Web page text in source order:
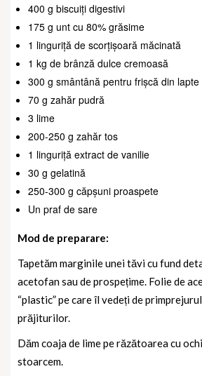
400 g biscuiți digestivi
175 g unt cu 80% grăsime
1 linguriță de scorțișoară măcinată
1 kg de brânză dulce cremoasă
300 g smântână pentru frișcă din
70 g zahăr pudră
3 lime
200-250 g zahăr tos
1 linguriță extract de vanilie
30 g gelatină
250-300 g căpșuni proaspete
Un praf de sare
Mod de preparare:
Tapetăm marginile unei tăvi cu fund
acetofan sau de prospețime. Folie de
“plastic” pe care îl vedeți de
prăjiturilor.
Dăm coaja de lime pe răzătoarea cu
stoarcem.